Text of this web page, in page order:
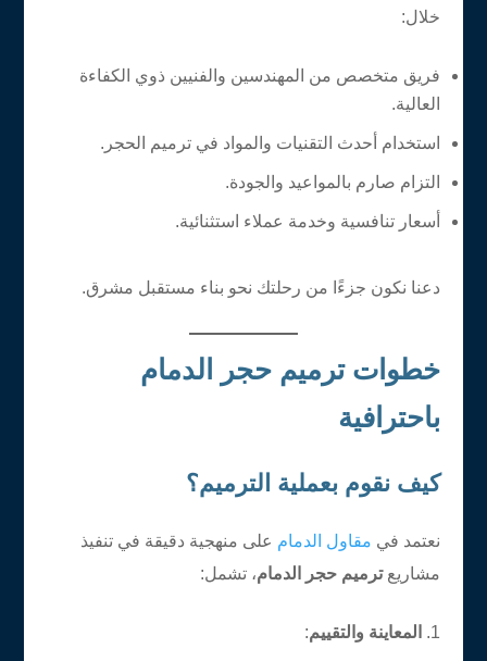
خلال:
فريق متخصص من المهندسين والفنيين ذوي الكفاءة
العالية.
استخدام أحدث التقنيات والمواد في ترميم الحجر.
التزام صارم بالمواعيد والجودة.
أسعار تنافسية وخدمة عملاء استثنائية.
دعنا نكون جزءًا من رحلتك نحو بناء مستقبل مشرق.
خطوات ترميم حجر الدمام
باحترافية
كيف نقوم بعملية الترميم؟
نعتمد في مقاول الدمام على منهجية دقيقة في تنفيذ
مشاريعترميم حجر الدمام، تشمل:
المعاينة والتقييم: